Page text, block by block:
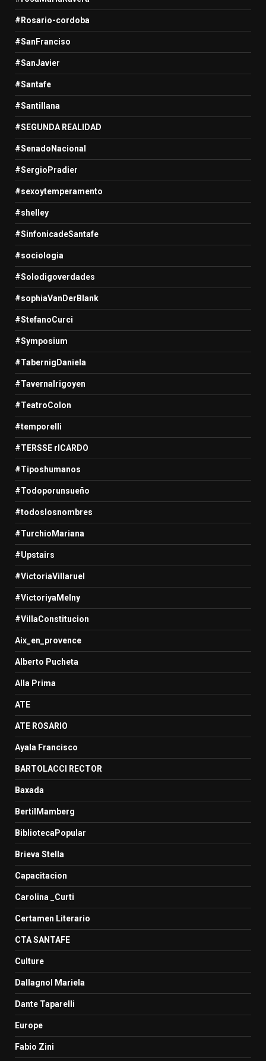
#Rosario-cordoba
#SanFranciso
#SanJavier
#Santafe
#Santillana
#SEGUNDA REALIDAD
#SenadoNacional
#SergioPradier
#sexoytemperamento
#shelley
#SinfonicadeSantafe
#sociologia
#Solodigoverdades
#sophiaVanDerBlank
#StefanoCurci
#Symposium
#TabernigDaniela
#TavernaIrigoyen
#TeatroColon
#temporelli
#TERSSE rICARDO
#Tiposhumanos
#Todoporunsueño
#todoslosnombres
#TurchioMariana
#Upstairs
#VictoriaVillaruel
#VictoriyaMelny
#VillaConstitucion
Aix_en_provence
Alberto Pucheta
Alla Prima
ATE
ATE ROSARIO
Ayala Francisco
BARTOLACCI RECTOR
Baxada
BertilMamberg
BibliotecaPopular
Brieva Stella
Capacitacion
Carolina _Curti
Certamen Literario
CTA SANTAFE
Culture
Dallagnol Mariela
Dante Taparelli
Europe
Fabio Zini